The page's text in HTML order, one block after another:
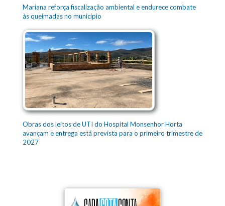
Mariana reforça fiscalização ambiental e endurece combate
às queimadas no município
Obras dos leitos de UTI do Hospital Monsenhor Horta
avançam e entrega está prevista para o primeiro trimestre de
2027